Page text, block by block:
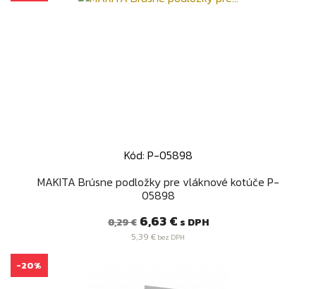
Kód: P-05898
MAKITA Brúsne podložky pre vláknové kotúče P-
05898
Bežná
cena
8,29 € Cena
6,63 € s DPH
5,39 € bez DPH
-20%